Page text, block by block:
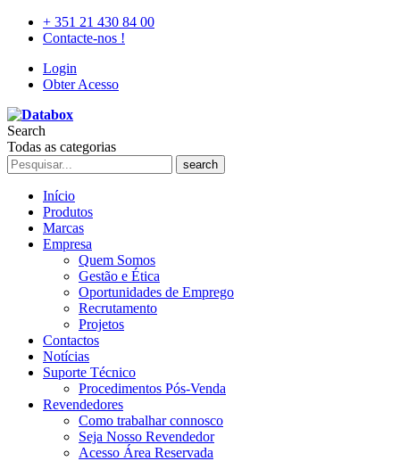
+ 351 21 430 84 00
Contacte-nos !
Login
Obter Acesso
Search
Todas as categorias
search
Início
Produtos
Marcas
Empresa
Quem Somos
Gestão e Ética
Oportunidades de Emprego
Recrutamento
Projetos
Contactos
Notícias
Suporte Técnico
Procedimentos Pós-Venda
Revendedores
Como trabalhar connosco
Seja Nosso Revendedor
Acesso Área Reservada